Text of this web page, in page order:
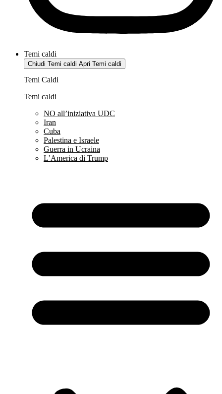
Temi caldi
Chiudi Temi caldi Apri Temi caldi
Temi Caldi
Temi caldi
NO all’iniziativa UDC
Iran
Cuba
Palestina e Israele
Guerra in Ucraina
L’America di Trump